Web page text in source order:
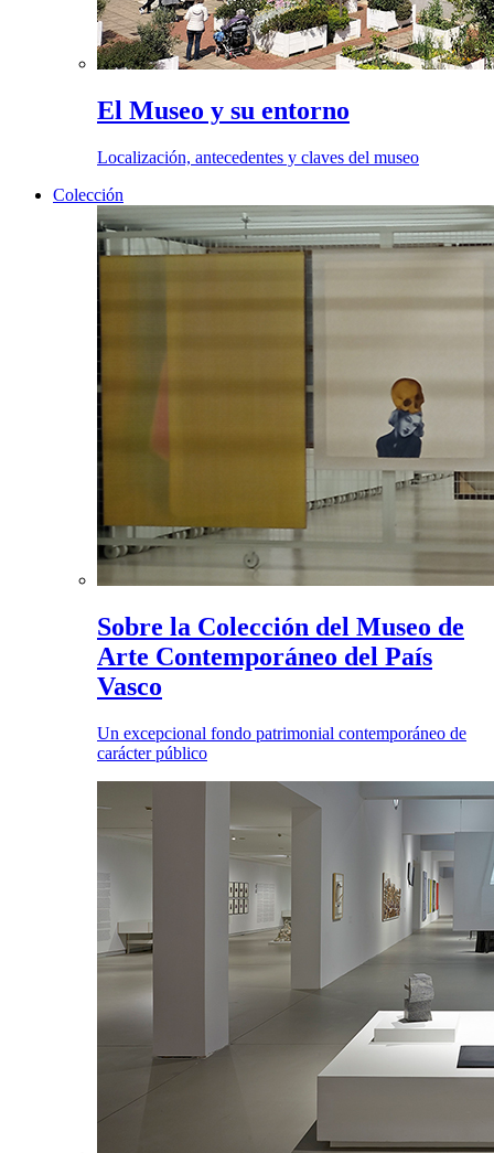
El Museo y su entorno
Localización, antecedentes y claves del museo
Colección
Sobre la Colección del Museo de
Arte Contemporáneo del País
Vasco
Un excepcional fondo patrimonial contemporáneo de
carácter público